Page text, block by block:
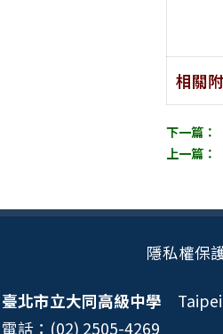
相關
隱私權保
臺北市立大同高級中學
電話：(02) 2505-4269